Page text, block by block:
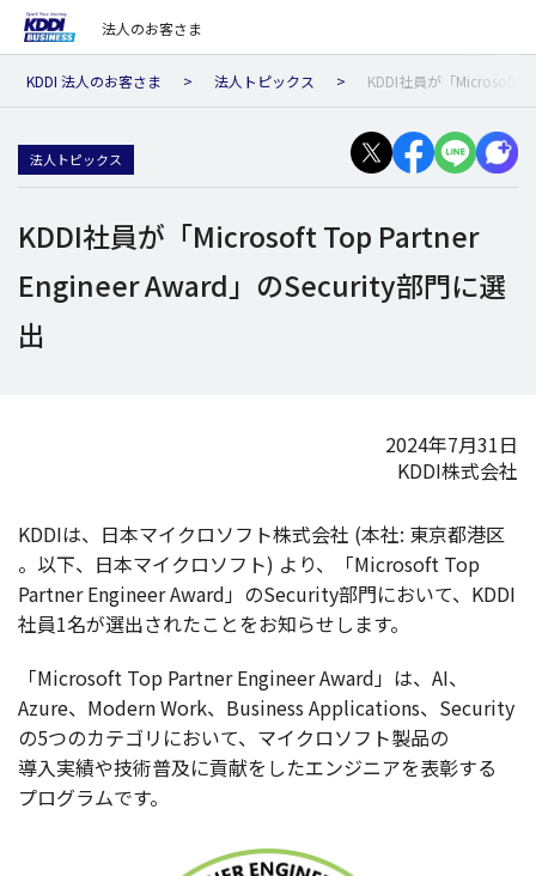
法人のお客さま
KDDI 法人のお客さま 法人トピックス KDDI社員が「Microsoft
法人トピックス
KDDI社員が「Microsoft Top Partner
Engineer Award」のSecurity部門に選
出
2024年7月31日
KDDI株式会社
KDDIは、 日本マイクロソフト株式会社 (本社: 東京都港区
。 以下、 日本マイクロソフト) より、「Microsoft Top
Partner Engineer Award」のSecurity部門において、KDDI
社員1名が選出されたことをお知らせします。
「Microsoft Top Partner Engineer Award」は、AI、
Azure、Modern Work、Business Applications、Security
の5つのカテゴリ において、 マイクロソフト製品の
導入実績や技術普及に貢献をしたエンジニアを表彰する
プログラムです。